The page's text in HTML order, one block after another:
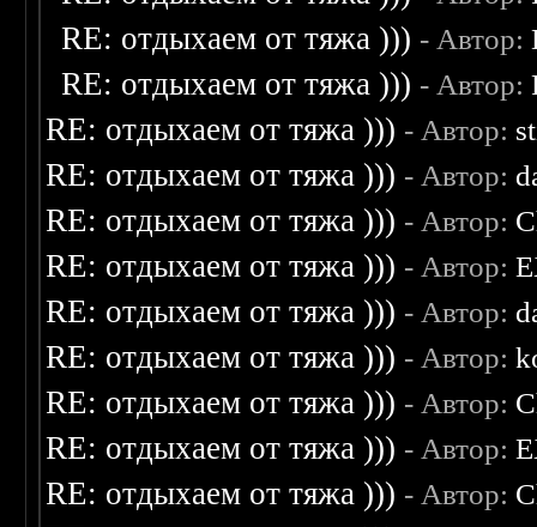
RE: отдыхаем от тяжа ))) - Автор:
RE: отдыхаем от тяжа ))) - Автор:
RE: отдыхаем от тяжа ))) - Автор:
RE: отдыхаем от тяжа ))) - Автор:
RE: отдыхаем от тяжа ))) - Автор:
RE: отдыхаем от тяжа ))) - Автор:
RE: отдыхаем от тяжа ))) - Автор:
RE: отдыхаем от тяжа ))) - Автор:
RE: отдыхаем от тяжа ))) - Автор:
RE: отдыхаем от тяжа ))) - Автор:
RE: отдыхаем от тяжа ))) - Автор: